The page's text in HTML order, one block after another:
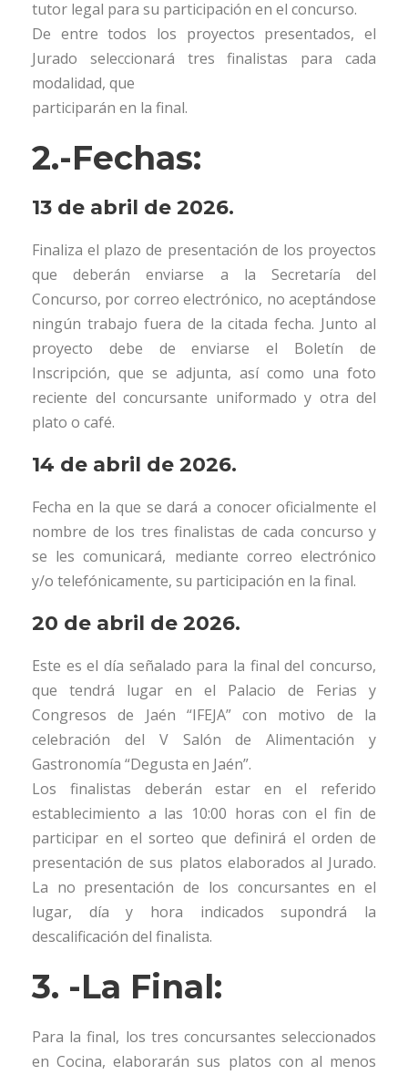
tutor legal para su participación en el concurso.
De entre todos los proyectos presentados, el
Jurado seleccionará tres finalistas para cada
modalidad, que
participarán en la final.
2.-Fechas:
13 de abril de 2026.
Finaliza el plazo de presentación de los proyectos
que deberán enviarse a la Secretaría del
Concurso, por correo electrónico, no aceptándose
ningún trabajo fuera de la citada fecha. Junto al
proyecto debe de enviarse el Boletín de
Inscripción, que se adjunta, así como una foto
reciente del concursante uniformado y otra del
plato o café.
14 de abril de 2026.
Fecha en la que se dará a conocer oficialmente el
nombre de los tres finalistas de cada concurso y
se les comunicará, mediante correo electrónico
y/o telefónicamente, su participación en la final.
20 de abril de 2026.
Este es el día señalado para la final del concurso,
que tendrá lugar en el Palacio de Ferias y
Congresos de Jaén “IFEJA” con motivo de la
celebración del V Salón de Alimentación y
Gastronomía “Degusta en Jaén”.
Los finalistas deberán estar en el referido
establecimiento a las 10:00 horas con el fin de
participar en el sorteo que definirá el orden de
presentación de sus platos elaborados al Jurado.
La no presentación de los concursantes en el
lugar, día y hora indicados supondrá la
descalificación del finalista.
3. -La Final:
Para la final, los tres concursantes seleccionados
en Cocina, elaborarán sus platos con al menos